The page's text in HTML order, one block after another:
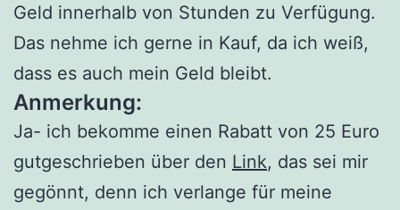
Geld innerhalb von Stunden zu Verfügung.
Das nehme ich gerne in Kauf, da ich weiß,
dass es auch mein Geld bleibt.
Anmerkung:
Ja- ich bekomme einen Rabatt von 25 Euro
gutgeschrieben über den Link, das sei mir
gegönnt, denn ich verlange für meine